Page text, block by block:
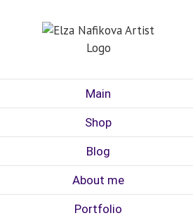
Main
Shop
Blog
About me
Portfolio